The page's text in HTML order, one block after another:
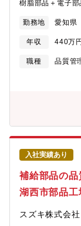
産技術、製造、
た半導体、自動
宅勤務の制度が
す。入社後半年
提となります。
ため、社会課題
品や企業価値向
立案、戦略策定～
張有り）■新しい
（部品評価やリ
のメンバーなど
トワークの広が
樹脂部品＋電子
強化のため募集
ー品技室・電子
設計変更・工程
管理、工程監査
業務内容】車載
求事項満足度評
認、仕入先様品
要求非適合品の
勤務地 愛知県
年収 440万
職種
品質管
入社実績あり
補給部品の
湖西市部品工
スズキ株式会社